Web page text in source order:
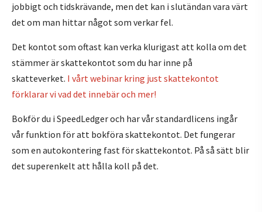
jobbigt och tidskrävande, men det kan i slutändan vara värt
det om man hittar något som verkar fel.
Det kontot som oftast kan verka klurigast att kolla om det
stämmer är skattekontot som du har inne på
skatteverket. I vårt webinar kring just skattekontot
förklarar vi vad det innebär och mer!
Bokför du i SpeedLedger och har vår standardlicens ingår
vår funktion för att bokföra skattekontot. Det fungerar
som en autokontering fast för skattekontot. På så sätt blir
det superenkelt att hålla koll på det.